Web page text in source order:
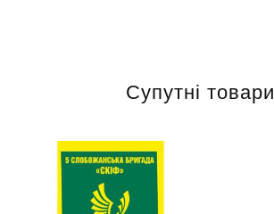
Супутні товари